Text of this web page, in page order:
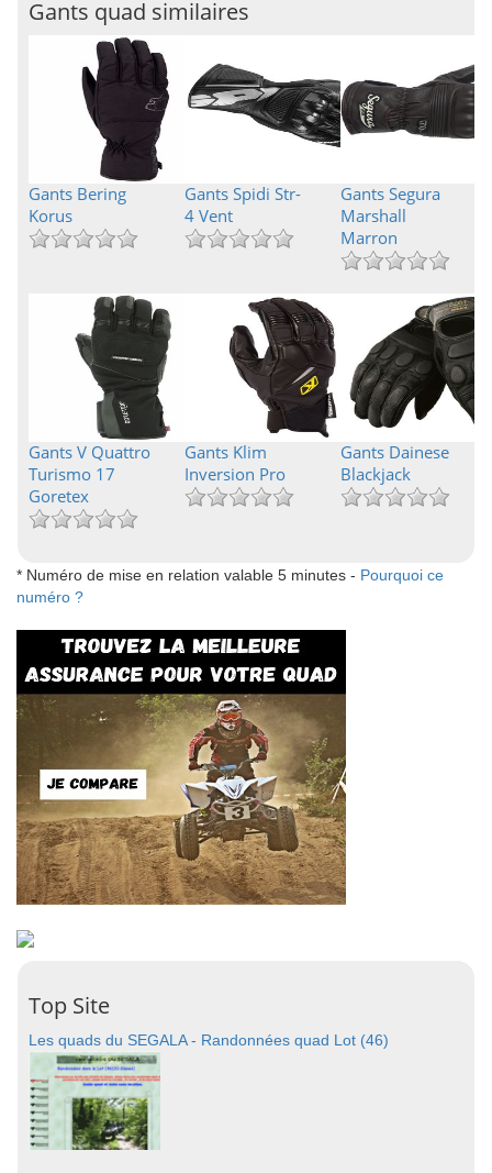
Gants quad similaires
Gants Bering
Korus
Gants Spidi Str-
4 Vent
Gants Segura
Marshall
Marron
Gants V Quattro
Turismo 17
Goretex
Gants Klim
Inversion Pro
Gants Dainese
Blackjack
* Numéro de mise en relation valable 5 minutes - Pourquoi ce
numéro ?
Top Site
Les quads du SEGALA - Randonnées quad Lot (46)